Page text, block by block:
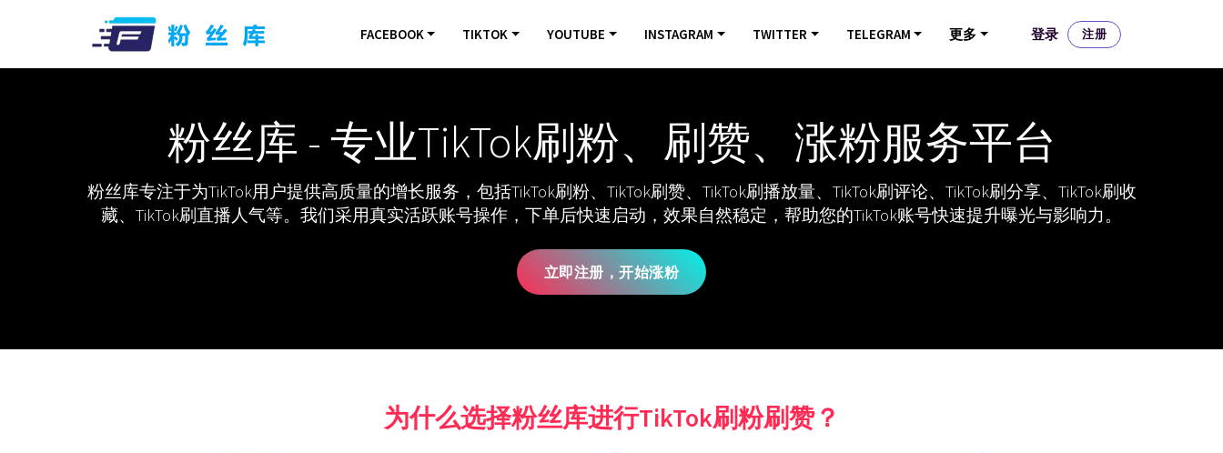
FACEBOOK TIKTOK YOUTUBE INSTAGRAM TWITTER TELEGRAM 更多 登录 注册
粉丝库 - 专业TikTok刷粉、刷赞、涨粉服务平台
粉丝库专注于为TikTok用户提供高质量的增长服务，包括TikTok刷粉、TikTok刷赞、TikTok刷播放量、TikTok刷评论、TikTok刷分享、TikTok刷收
藏、TikTok刷直播人气等。我们采用真实活跃账号操作，下单后快速启动，效果自然稳定，帮助您的TikTok账号快速提升曝光与影响力。
立即注册，开始涨粉
为什么选择粉丝库进行TikTok刷粉刷赞？